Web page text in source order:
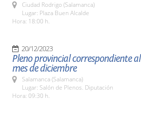
Ciudad Rodrigo (Salamanca)
Lugar: Plaza Buen Alcalde
Hora: 18:00 h.
20/12/2023
Pleno provincial correspondiente al
mes de diciembre
Salamanca (Salamanca)
Lugar: Salón de Plenos. Diputación
Hora: 09:30 h.